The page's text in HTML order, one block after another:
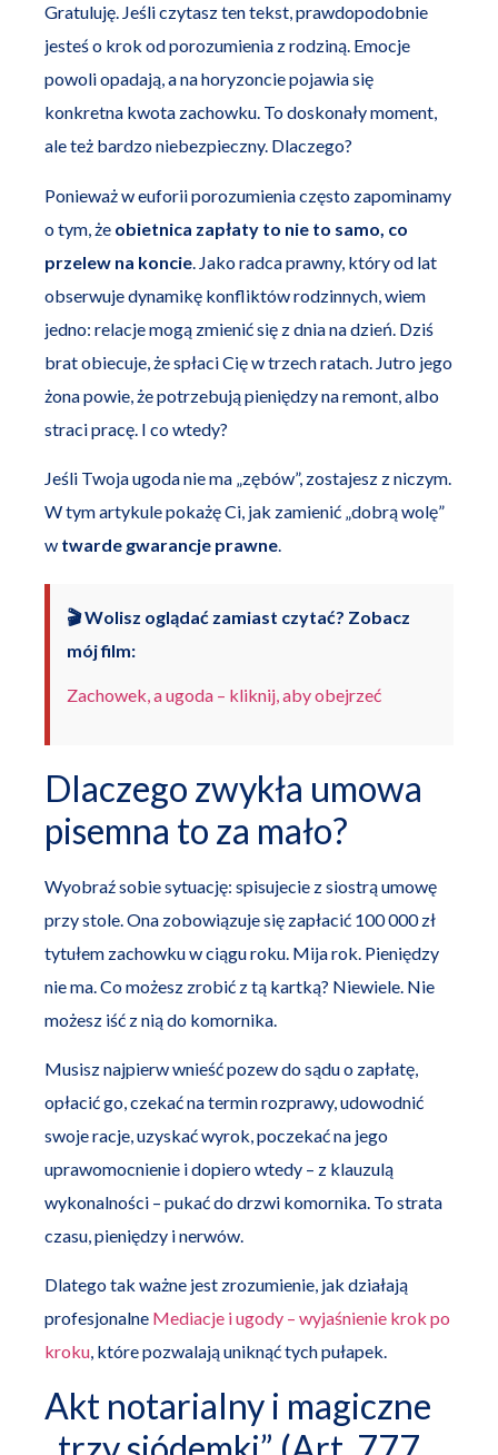
Gratuluję. Jeśli czytasz ten tekst, prawdopodobnie
jesteś o krok od porozumienia z rodziną. Emocje
powoli opadają, a na horyzoncie pojawia się
konkretna kwota zachowku. To doskonały moment,
ale też bardzo niebezpieczny. Dlaczego?
Ponieważ w euforii porozumienia często zapominamy
o tym, że obietnica zapłaty to nie to samo, co
przelew na koncie . Jako radca prawny, który od lat
obserwuje dynamikę konfliktów rodzinnych, wiem
jedno: relacje mogą zmienić się z dnia na dzień. Dziś
brat obiecuje, że spłaci Cię w trzech ratach. Jutro jego
żona powie, że potrzebują pieniędzy na remont, albo
straci pracę. I co wtedy?
Jeśli Twoja ugoda nie ma „zębów”, zostajesz z niczym.
W tym artykule pokażę Ci, jak zamienić „dobrą wolę”
w twarde gwarancje prawne.
🎬 Wolisz oglądać zamiast czytać? Zobacz
mój film:
Zachowek, a ugoda – kliknij, aby obejrzeć
Dlaczego zwykła umowa
pisemna to za mało?
Wyobraź sobie sytuację: spisujecie z siostrą umowę
przy stole. Ona zobowiązuje się zapłacić 100 000 zł
tytułem zachowku w ciągu roku. Mija rok. Pieniędzy
nie ma. Co możesz zrobić z tą kartką? Niewiele. Nie
możesz iść z nią do komornika.
Musisz najpierw wnieść pozew do sądu o zapłatę,
opłacić go, czekać na termin rozprawy, udowodnić
swoje racje, uzyskać wyrok, poczekać na jego
uprawomocnienie i dopiero wtedy – z klauzulą
wykonalności – pukać do drzwi komornika. To strata
czasu, pieniędzy i nerwów.
Dlatego tak ważne jest zrozumienie, jak działają
profesjonalne Mediacje i ugody – wyjaśnienie krok po
kroku, które pozwalają uniknąć tych pułapek.
Akt notarialny i magiczne